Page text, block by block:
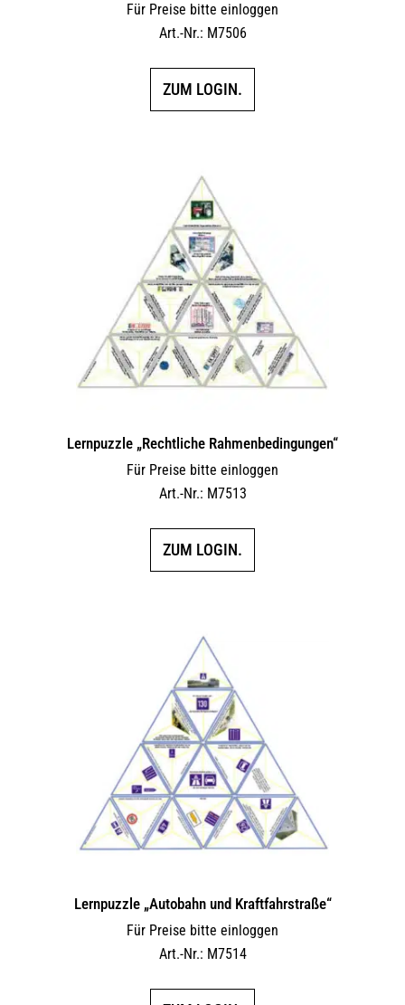
Für Preise bitte einloggen
Art.-Nr.: M7506
ZUM LOGIN.
Lernpuzzle „Rechtliche Rahmenbedingungen“
Für Preise bitte einloggen
Art.-Nr.: M7513
ZUM LOGIN.
Lernpuzzle „Autobahn und Kraftfahrstraße“
Für Preise bitte einloggen
Art.-Nr.: M7514